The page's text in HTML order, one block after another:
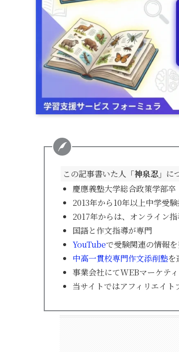
この記事書いた人 「神泉忍」 に
慶應義塾大学総合政策学部卒
2013年から10年以上中学受
2017年からは、オンライン
国語と作文指導が専門
YouTubeで受験関連の情報
中高一貫校専門作文添削塾を
事業会社にてWEBマーケテ
当サイトではアフィリエイ